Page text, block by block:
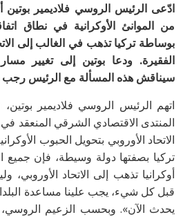
ادّعى الرئيس الروسي فلاديمير بوتين
من الموانئ الأوكرانية في نطاق
بوساطة تركيا تذهب في الغالب إلى
الفقيرة. ودعا بوتين إلى تغيير
سيناقش هذه المسألة مع الرئيس
اتهم الرئيس الروسي فلاديمير
المنتدى الاقتصادي الشرقي المنعقد
الاتحاد الأوروبي بتحويل الحبوب
تركيا بصفتها دولة وسيطة، فإن جميع
أوكرانيا تذهب إلى الاتحاد الأوروبي،
قبل كل شيء، يجب علينا مساعدة
يحدث الآن». وبحسب الزعيم